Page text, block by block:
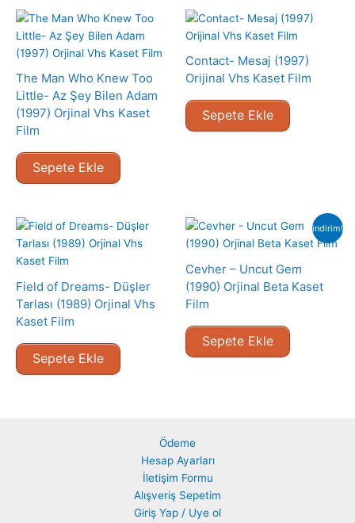
The Man Who Knew Too
Little- Az Şey Bilen Adam
(1997) Orjinal Vhs Kaset
Film
Sepete Ekle
Contact- Mesaj (1997)
Orijinal Vhs Kaset Film
Sepete Ekle
Field of Dreams- Düşler
Tarlası (1989) Orjinal Vhs
Kaset Film
Sepete Ekle
indirim!
Cevher – Uncut Gem
(1990) Orjinal Beta Kaset
Film
Sepete Ekle
Ödeme
Hesap Ayarları
İletişim Formu
Alışveriş Sepetim
Giriş Yap / Uye ol